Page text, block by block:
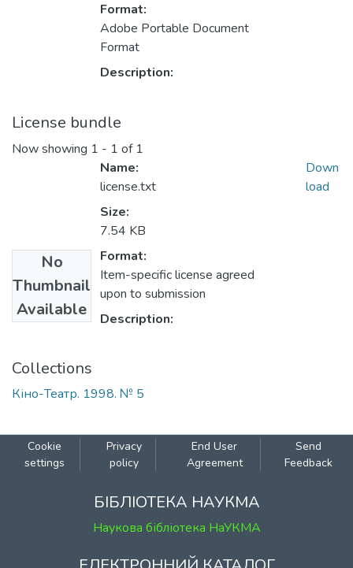
Format:
Adobe Portable Document
Format
Description:
License bundle
Now showing 1 - 1 of 1
No
Thumbnail
Available
Name:
license.txt
Size:
7.54 KB
Format:
Item-specific license agreed
upon to submission
Description:
Down
load
Collections
Кіно-Театр. 1998. № 5
Cookie
settings
Privacy
policy
End User
Agreement
Send
Feedback
БІБЛІОТЕКА НАУКМА
Наукова бібліотека НаУКМА